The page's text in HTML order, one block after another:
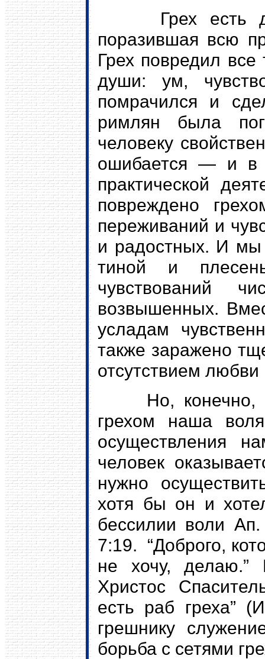
Грех есть
поразившая всю
Грех повредил
души: ум,
помрачился и
римлян была
человеку
ошибается — и в
практической
повреждено
переживаний и
и радостных. И мы
тиной и
чувствований
возвышенных.
усладам
также заражено
отсутствием
Но, конечно,
грехом наша
осуществления
человек
нужно
хотя бы он и
бессилии воли
7:19. “Доброго,
не хочу, делаю.”
Христос
есть раб греха”
грешнику
борьба с сетями